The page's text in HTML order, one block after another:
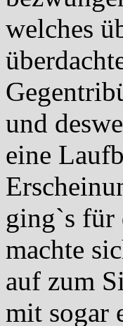
welches
und
eine
ging`s für
machte
auf zum
mit sogar